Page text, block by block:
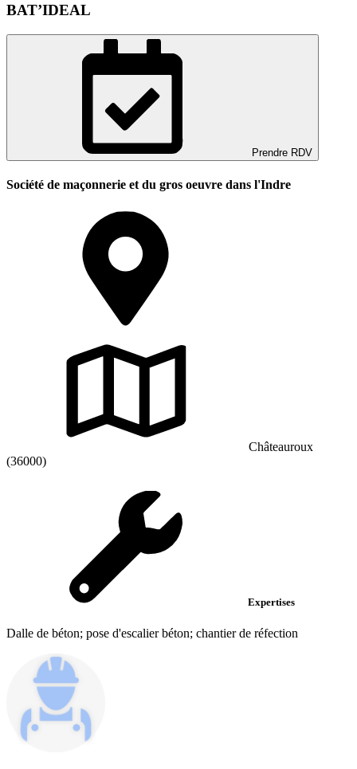
BAT’IDEAL
Prendre RDV
Société de maçonnerie et du gros oeuvre dans l'Indre
Châteauroux
(36000)
Expertises
Dalle de béton; pose d'escalier béton; chantier de réfection